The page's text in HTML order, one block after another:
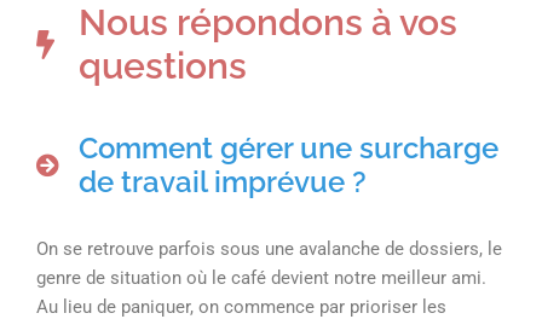
Nous répondons à vos
questions
Comment gérer une surcharge
de travail imprévue ?
On se retrouve parfois sous une avalanche de dossiers, le
genre de situation où le café devient notre meilleur ami.
Au lieu de paniquer, on commence par prioriser les